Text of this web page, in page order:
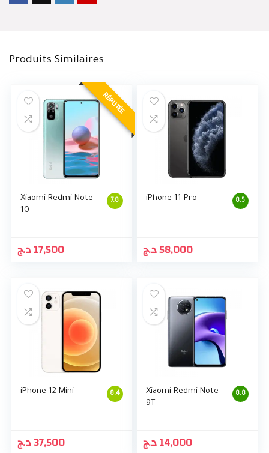
Produits Similaires
RÉPUTÉE
7.8
Xiaomi Redmi Note
10
17,500د.ج
8.5
iPhone 11 Pro
58,000د.ج
8.4
iPhone 12 Mini
37,500د.ج
8.8
Xiaomi Redmi Note
9T
14,000د.ج